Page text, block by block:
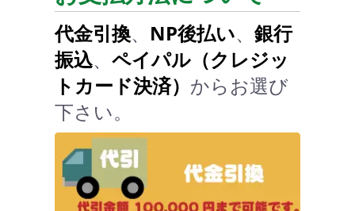
代金引換、 NP後払い、 銀行
振込、 ペイパル（クレジッ
トカード決済） からお選び
下さい。